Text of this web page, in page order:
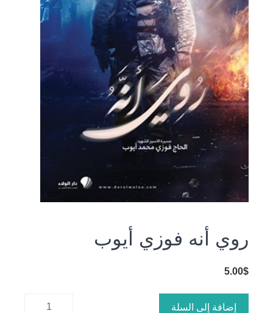
روي أنه فوزي أيوب
5.00$
كمية روي
إضافة إلى السلة